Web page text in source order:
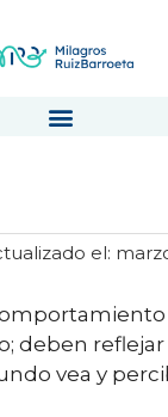
el:
deben reflejar
vea y